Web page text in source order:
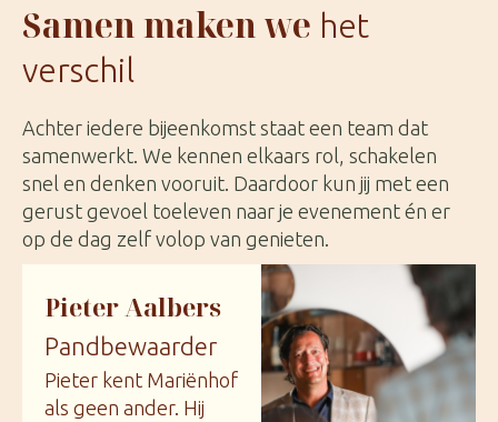
Samen maken we het
verschil
Achter iedere bijeenkomst staat een team dat
samenwerkt. We kennen elkaars rol, schakelen
snel en denken vooruit. Daardoor kun jij met een
gerust gevoel toeleven naar je evenement én er
op de dag zelf volop van genieten.
Pieter Aalbers
Pandbewaarder
Pieter kent Mariënhof
als geen ander. Hij